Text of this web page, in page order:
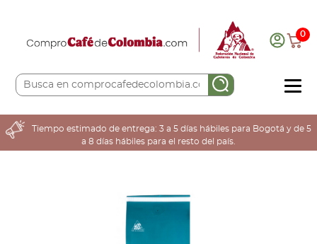
0
COMPRA AQUÍ
COLOMBIA CAFETERA
Tiempo estimado de entrega: 3 a 5 días hábiles para Bogotá y de 5
a 8 días hábiles para el resto del país.